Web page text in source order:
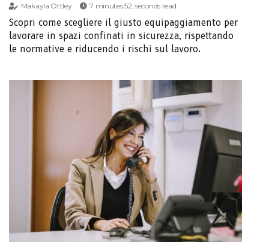
Makayla Ottley 7 minutes 52, seconds read
Scopri come scegliere il giusto equipaggiamento per
lavorare in spazi confinati in sicurezza, rispettando
le normative e riducendo i rischi sul lavoro.